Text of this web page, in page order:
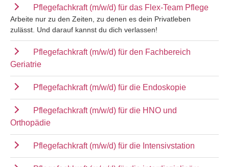
Pflegefachkraft (m/w/d) für das Flex-Team Pflege
Arbeite nur zu den Zeiten, zu denen es dein Privatleben
zulässt. Und darauf kannst du dich verlassen!
Pflegefachkraft (m/w/d) für den Fachbereich
Geriatrie
Pflegefachkraft (m/w/d) für die Endoskopie
Pflegefachkraft (m/w/d) für die HNO und
Orthopädie
Pflegefachkraft (m/w/d) für die Intensivstation